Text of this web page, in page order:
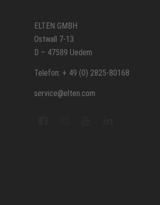
ELTEN GMBH
Ostwall 7-13
D – 47589 Uedem
Telefon: + 49 (0) 2825-80168
service@elten.com